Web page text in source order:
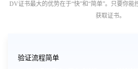
DV证书最大的优势在于“快”和“简单”。只要你
获取证书。
验证流程简单